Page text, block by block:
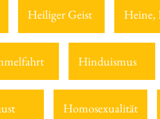
Heiliger Geist Heine,
Hinduismus
Homosexualität